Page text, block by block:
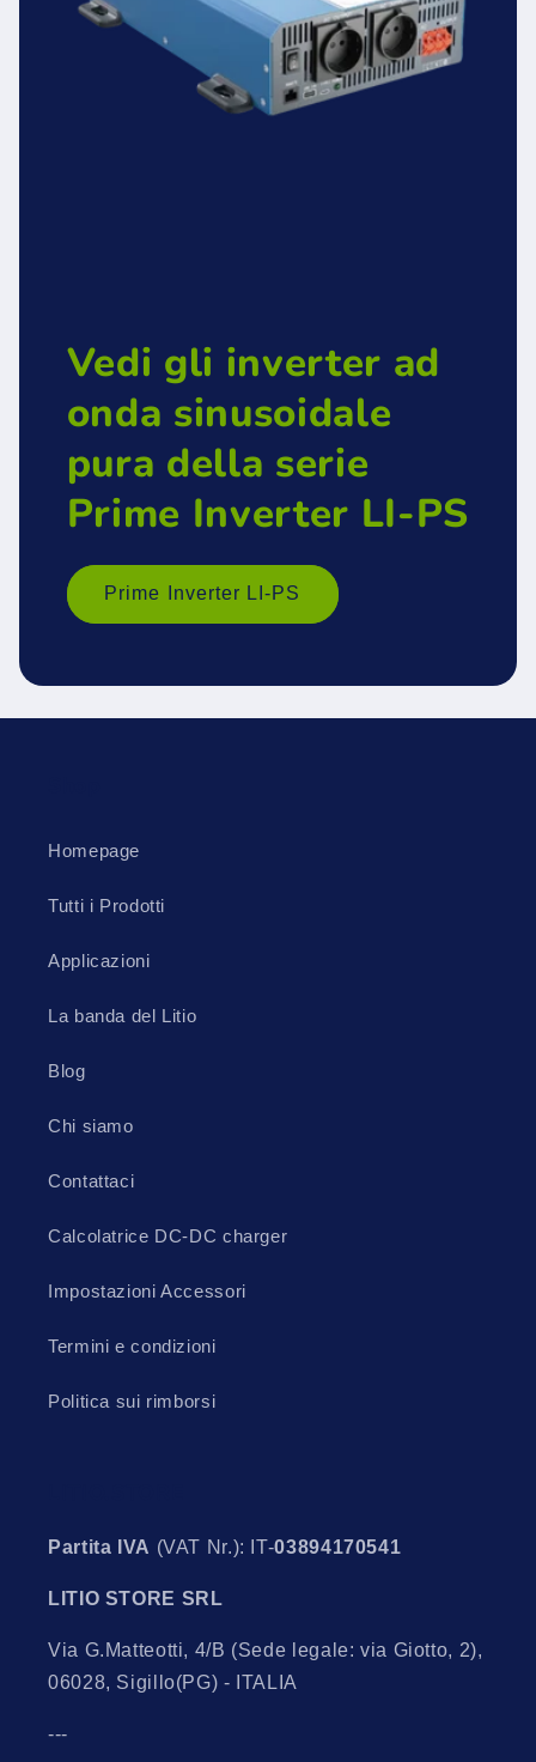
Vedi gli inverter ad
onda sinusoidale
pura della serie
Prime Inverter LI-PS
Prime Inverter LI-PS
Homepage
Tutti i Prodotti
Applicazioni
La banda del Litio
Blog
Chi siamo
Contattaci
Calcolatrice DC-DC charger
Impostazioni Accessori
Termini e condizioni
Politica sui rimborsi
Partita IVA (VAT Nr.): IT-03894170541
LITIO STORE SRL
Via G.Matteotti, 4/B (Sede legale: via Giotto, 2),
06028, Sigillo(PG) - ITALIA
---